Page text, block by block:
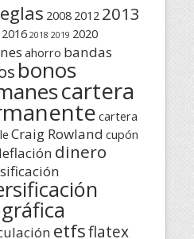
2008 2012 2013
2016 2018 2019 2020
ahorro bandas
bonos
cartera
cartera
Craig Rowland cupón
dinero
etfsflatex